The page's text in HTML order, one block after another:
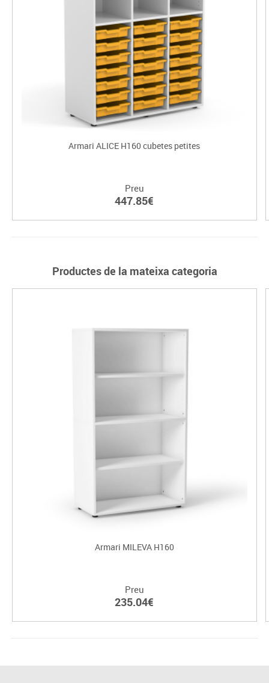
Armari ALICE H160 cubetes petites
Preu
447.85€
Productes de la mateixa categoria
Armari MILEVA H160
Preu
235.04€